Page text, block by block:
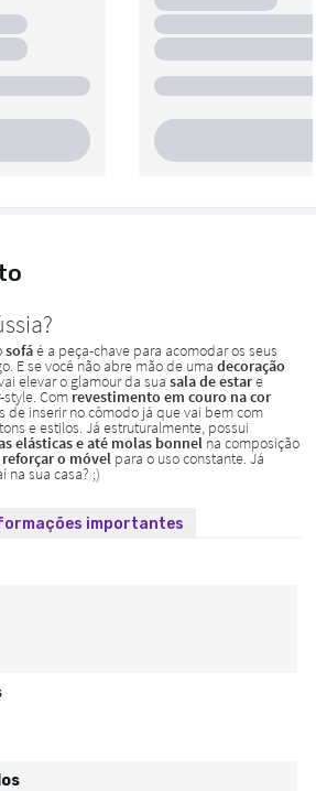
importantes